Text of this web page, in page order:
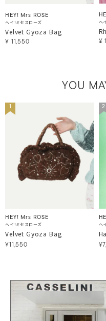
HEY! Mrs ROSE
ヘイ！ミセスローズ
Velvet Gyoza Bag
¥ 11,550
ヘ
¥
YOU
1
HEY! Mrs ROSE
ヘイ！ミセスローズ
Velvet Gyoza Bag
¥11,550
2
ヘ